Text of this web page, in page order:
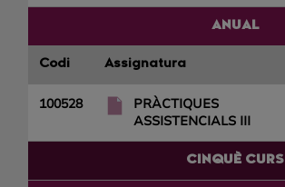
ANUAL
Codi Assignatura
100528
PRÀCTIQUES
ASSISTENCIALS III
CINQUÈ CURS